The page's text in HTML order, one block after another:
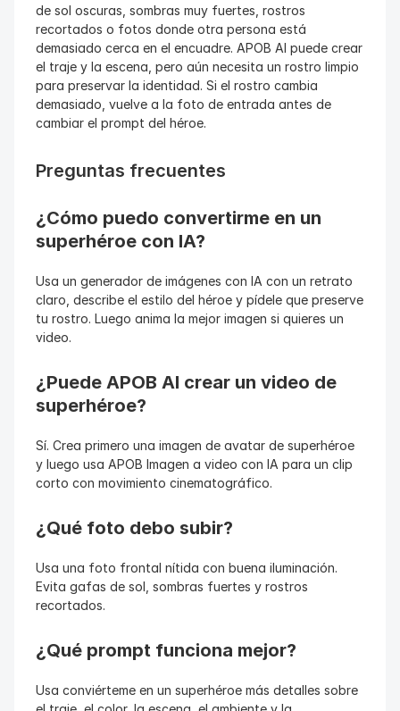
de sol oscuras, sombras muy fuertes, rostros
recortados o fotos donde otra persona está
demasiado cerca en el encuadre. APOB AI puede crear
el traje y la escena, pero aún necesita un rostro limpio
para preservar la identidad. Si el rostro cambia
demasiado, vuelve a la foto de entrada antes de
cambiar el prompt del héroe.
Preguntas frecuentes
¿Cómo puedo convertirme en un
superhéroe con IA?
Usa un generador de imágenes con IA con un retrato
claro, describe el estilo del héroe y pídele que preserve
tu rostro. Luego anima la mejor imagen si quieres un
video.
¿Puede APOB AI crear un video de
superhéroe?
Sí. Crea primero una imagen de avatar de superhéroe
y luego usa APOB Imagen a video con IA para un clip
corto con movimiento cinematográfico.
¿Qué foto debo subir?
Usa una foto frontal nítida con buena iluminación.
Evita gafas de sol, sombras fuertes y rostros
recortados.
¿Qué prompt funciona mejor?
Usa conviérteme en un superhéroe más detalles sobre